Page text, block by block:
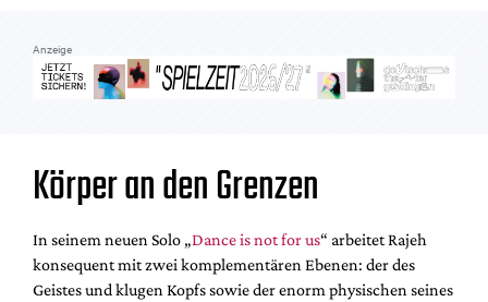
Anzeige
Körper an den Grenzen
In seinem neuen Solo „Dance is not for us“ arbeitet Rajeh
konsequent mit zwei komplementären Ebenen: der des
Geistes und klugen Kopfs sowie der enorm physischen seines